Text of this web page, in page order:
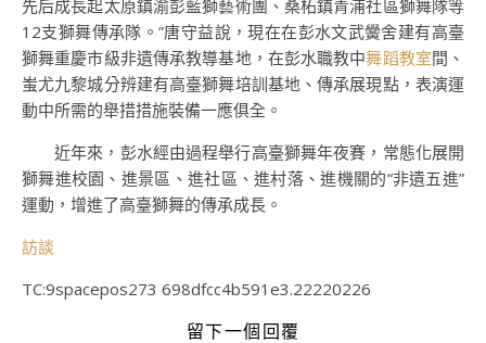
先后成長起太原鎮渝彭藍獅藝術團、桑柘鎮青浦社區獅舞隊等
12支獅舞傳承隊。”唐守益說，現在在彭水文武黌舍建有高臺
獅舞重慶市級非遺傳承教導基地，在彭水職教中舞蹈教室間、
蚩尤九黎城分辨建有高臺獅舞培訓基地、傳承展現點，表演運
動中所需的舉措措施裝備一應俱全。
近年來，彭水經由過程舉行高臺獅舞年夜賽，常態化展開
獅舞進校園、進景區、進社區、進村落、進機關的“非遺五進”
運動，增進了高臺獅舞的傳承成長。
訪談
TC:9spacepos273 698dfcc4b591e3.22220226
留下一個回覆